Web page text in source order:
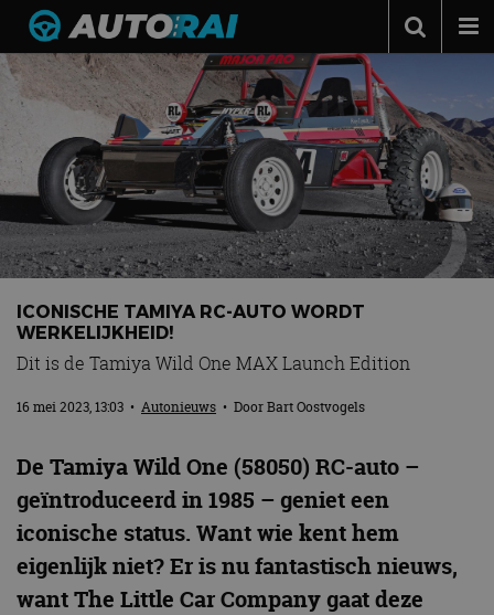
Autonieuws
Podcast
Autotests
Automerken
Adverteren
Contact
MotorRAI.nl
ICONISCHE TAMIYA RC-AUTO WORDT
WERKELIJKHEID!
Dit is de Tamiya Wild One MAX Launch Edition
16 mei 2023, 13:03 • Autonieuws • DoorBart Oostvogels
De Tamiya Wild One (58050) RC-auto –
geïntroduceerd in 1985 – geniet een
iconische status. Want wie kent hem
eigenlijk niet? Er is nu fantastisch nieuws,
want The Little Car Company gaat deze